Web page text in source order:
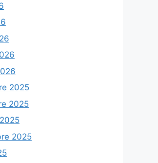
2025
2025
2025